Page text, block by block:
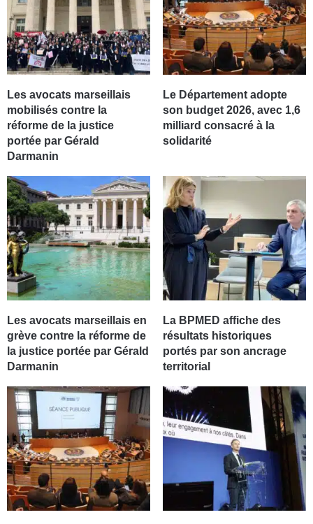
Les avocats marseillais
mobilisés contre la
réforme de la justice
portée par Gérald
Darmanin
Le Département adopte
son budget 2026, avec 1,6
milliard consacré à la
solidarité
Les avocats marseillais en
grève contre la réforme de
la justice portée par Gérald
Darmanin
La BPMED affiche des
résultats historiques
portés par son ancrage
territorial